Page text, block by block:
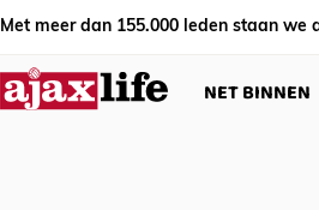
Met meer dan 155.000 leden staan we
NET BINNEN